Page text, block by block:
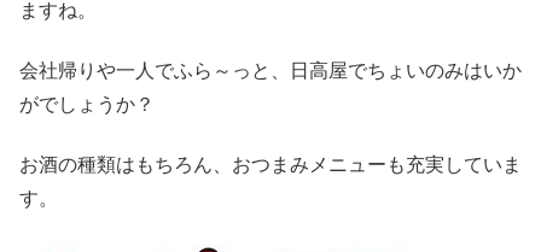
ますね。
会社帰りや一人でふら～っと、日高屋でちょいのみはいか
がでしょうか？
お酒の種類はもちろん、おつまみメニューも充実していま
す。